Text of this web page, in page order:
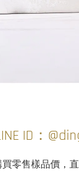
ID：
零售樣品價，